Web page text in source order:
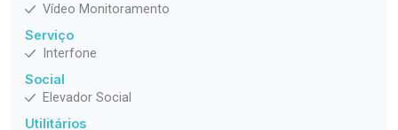
Vídeo Monitoramento
Serviço
Interfone
Social
Elevador Social
Utilitários